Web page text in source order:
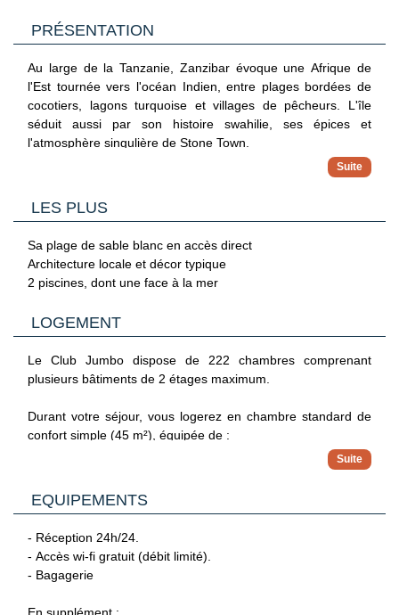
PRÉSENTATION
Au large de la Tanzanie, Zanzibar évoque une Afrique de
l'Est tournée vers l'océan Indien, entre plages bordées de
cocotiers, lagons turquoise et villages de pêcheurs. L'île
séduit aussi par son histoire swahilie, ses épices et
l'atmosphère singulière de Stone Town.
La côte sud-est séduit par ses paysages ouverts, ses
villages en bord de mer et ses plages soumises au rythme
face à l'océan, à proximité du récif corallien. Vous
séjournerez à 7 km du village de Jambiani, à 26 km de la
forêt de Jozani et à 56 km de Stone Town et de l'aéroport
LES PLUS
Sa plage de sable blanc en accès direct
Architecture locale et décor typique
2 piscines, dont une face à la mer
LOGEMENT
Le Club Jumbo dispose de 222 chambres comprenant
plusieurs bâtiments de 2 étages maximum.
Durant votre séjour, vous logerez en chambre standard de
confort simple (45 m²), équipée de :
toilette gratuits.
- Wi-Fi (débit limité) gratuit dans tout l'hôtel.
- Nécessaire à thé/café
- Coffre-fort.
EQUIPEMENTS
- Réception 24h/24.
- Accès wi-fi gratuit (débit limité).
- Bagagerie